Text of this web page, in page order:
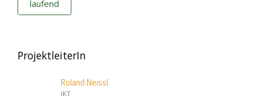
laufend
ProjektleiterIn
Roland Neissl
IKT